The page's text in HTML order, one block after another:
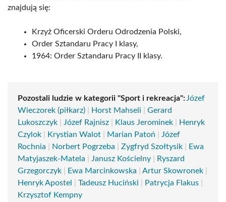
znajdują się:
Krzyż Oficerski Orderu Odrodzenia Polski,
Order Sztandaru Pracy I klasy,
1964: Order Sztandaru Pracy II klasy.
Pozostali ludzie w kategorii "Sport i rekreacja": Józef
Wieczorek (piłkarz)
Horst Mahseli
Gerard
Lukoszczyk
Józef Rajnisz Klaus Jerominek
Henryk
Czylok
Krystian Walot Marian Patoń
Józef
Rochnia
Norbert Pogrzeba Zygfryd Szołtysik
Ewa
Matyjaszek-Matela
Janusz Kościelny
Ryszard
Grzegorczyk
Ewa Marcinkowska Artur Skowronek
Henryk Apostel
Tadeusz Huciński Patrycja Flakus
Krzysztof Kempny